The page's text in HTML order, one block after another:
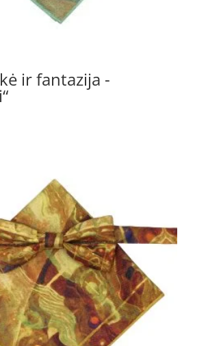
ir fantazija -